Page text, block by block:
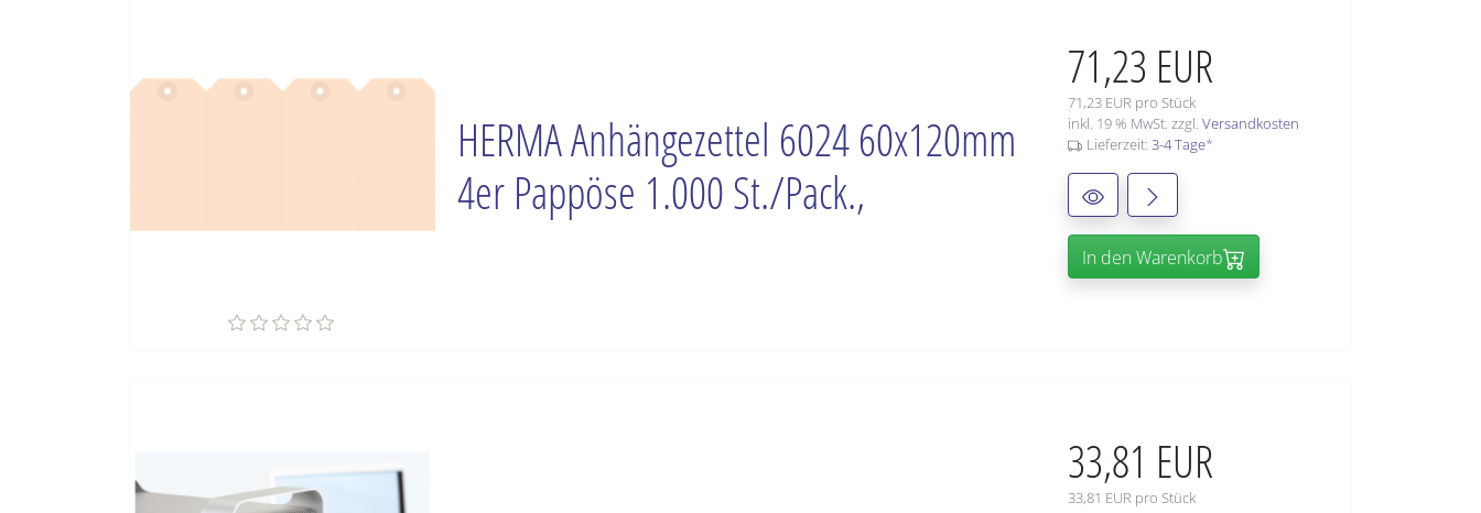
71,23 EUR
71,23 EUR pro Stück
inkl. 19 % MwSt. zzgl. Versandkosten
Lieferzeit: 3-4 Tage*
In den Warenkorb
HERMA Anhängezettel 6024 60x120mm
4er Pappöse 1.000 St./Pack.,
33,81 EUR
33,81 EUR pro Stück